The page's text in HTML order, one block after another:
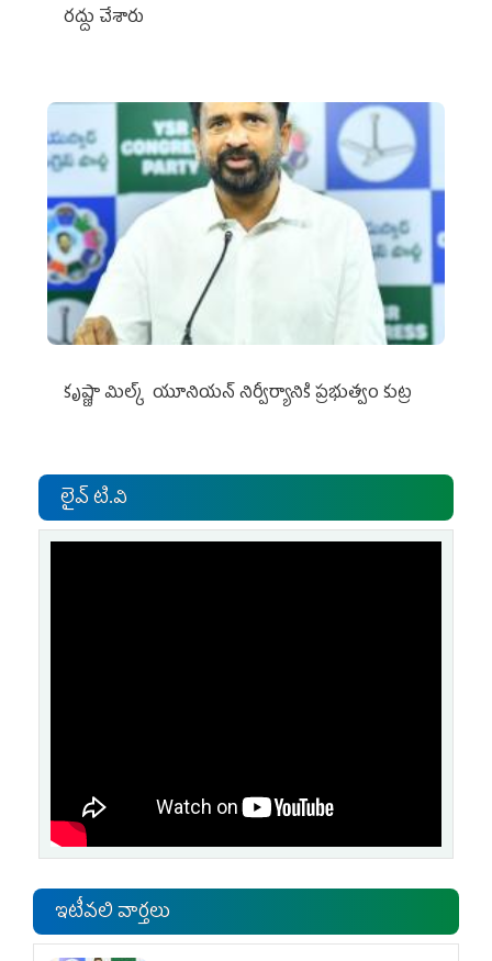
రద్దు చేశారు
కృష్ణా మిల్క్‌ యూనియన్‌ నిర్వీర్యానికి ప్రభుత్వం కుట్ర
లైవ్ టి.వి
ఇటీవలి వార్తలు